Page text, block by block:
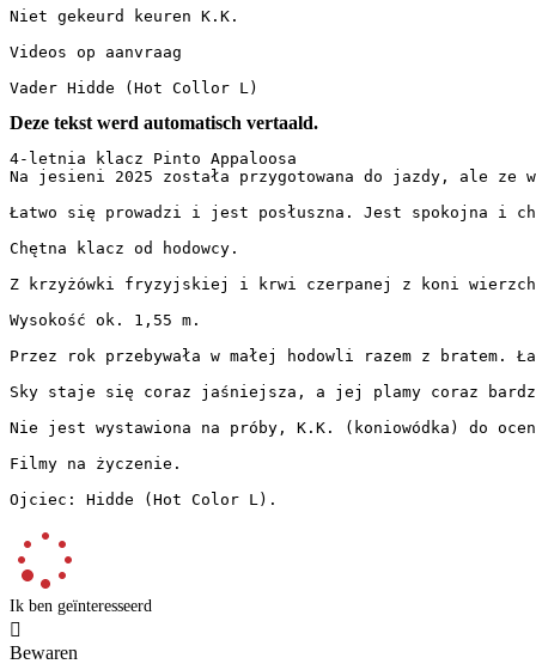
Niet gekeurd keuren K.K.
Videos op aanvraag
Vader Hidde (Hot Collor L)
Deze tekst werd automatisch vertaald.
4-letnia klacz Pinto Appaloosa
Na jesieni 2025 została przygotowana do jazdy, ale ze
Łatwo się prowadzi i jest posłuszna. Jest spokojna i
Chętna klacz od hodowcy.
Z krzyżówki fryzyjskiej i krwi czerpanej z koni
Wysokość ok. 1,55 m.
Przez rok przebywała w małej hodowli razem z
Sky staje się coraz jaśniejsza, a jej plamy coraz
Nie jest wystawiona na próby, K.K. (koniowódka) do
Filmy na życzenie.
Ojciec: Hidde (Hot Color L).
Ik ben geïnteresseerd

Bewaren